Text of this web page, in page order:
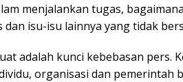
menjalankan tugas,
isu-isu lainnya yang tidak
adalah kunci kebebasan pers.
organisasi dan pemerintah